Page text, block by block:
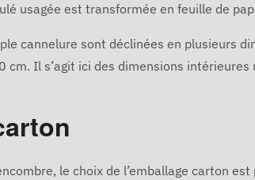
usagée est transformée en feuille de
cannelure sont déclinées en plusieurs
Il s’agit ici des dimensions
le choix de l’emballage carton